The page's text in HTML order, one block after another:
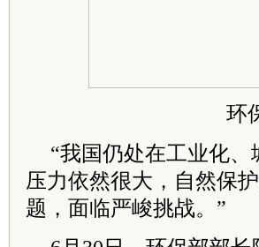
环
“我国仍处在工业化
压力依然很大，自然保
题，面临严峻挑战。”